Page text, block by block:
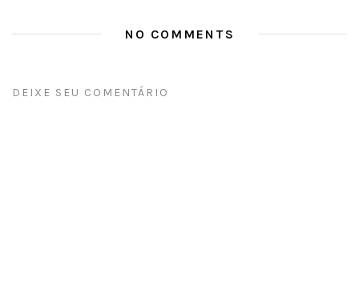
NO COMMENTS
DEIXE SEU COMENTÁRIO